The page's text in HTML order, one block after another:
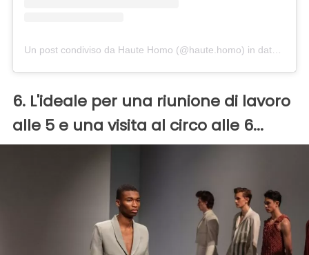
Un post condiviso da Haute Homo (@haute.homo) in data:
6. L'ideale per una riunione di lavoro
alle 5 e una visita al circo alle 6...